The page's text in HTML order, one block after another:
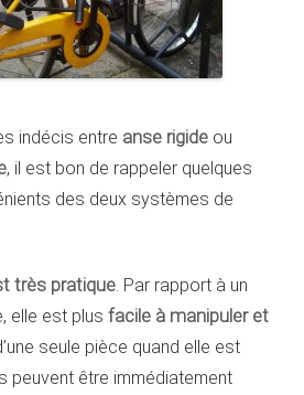
indécis entre anse rigide ou
, il est bon de rappeler quelques
des deux systèmes de
très pratique . Par rapport à un
elle est plus facile à manipuler et
seule pièce quand elle est
peuvent être immédiatement